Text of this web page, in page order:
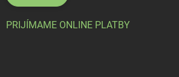
PRIJÍMAME ONLINE PLATBY